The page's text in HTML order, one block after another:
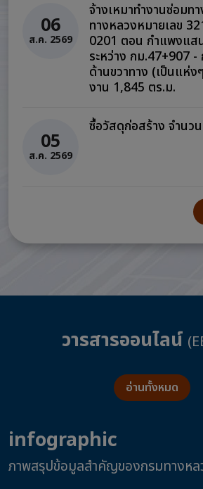
06
ส.ค. 2569
จ้างเหมาทำงานซ่อมทา
ทางหลวงหมายเลข
0201 ตอน กำแพงแส
ระหว่าง กม.47+907
ด้านขวาทาง (เป็นแห่
งาน 1,845 ตร.ม.
05
ส.ค. 2569
ซื้อวัสดุก่อสร้าง จำนว
วารสารออนไลน์
อ่านทั้งหมด
infographic
ภาพสรุปข้อมูลสำคัญของกรมทางหล